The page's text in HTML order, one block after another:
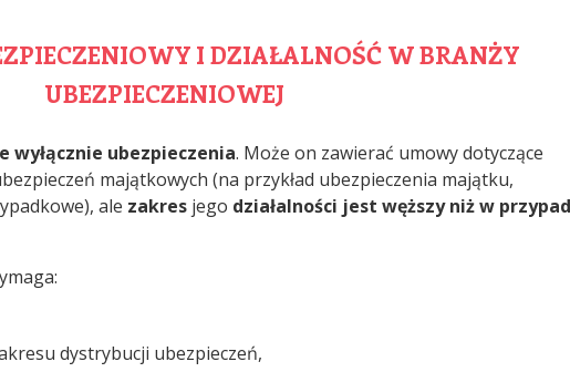
I DZIAŁALNOŚĆ W BRANŻY
UBEZPIECZENIOWEJ
wyłącznie ubezpieczenia. Może on zawierać umowy dotyczące
majątkowych (na przykład ubezpieczenia majątku,
ale zakres jego działalności jest węższy niż w
dystrybucji ubezpieczeń,